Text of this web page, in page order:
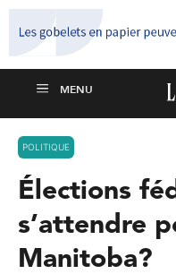
POLITIQUE
Élections
s’attendre
Manitoba?